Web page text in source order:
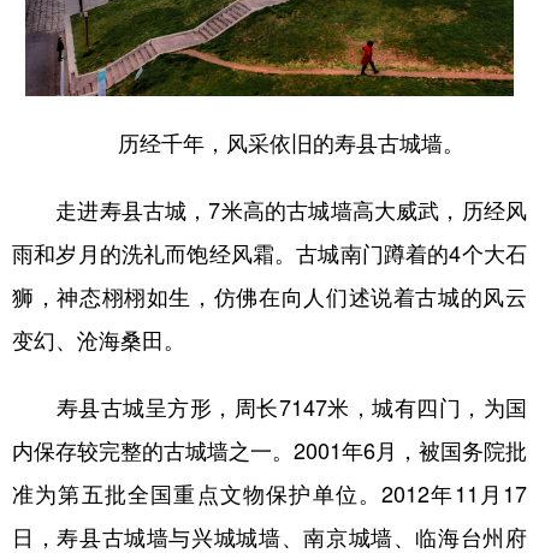
历经千年，风采依旧的寿县古城墙。
走进寿县古城，7米高的古城墙高大威武，历经风
雨和岁月的洗礼而饱经风霜。古城南门蹲着的4个大石
狮，神态栩栩如生，仿佛在向人们述说着古城的风云
变幻、沧海桑田。
寿县古城呈方形，周长7147米，城有四门，为国
内保存较完整的古城墙之一。2001年6月，被国务院批
准为第五批全国重点文物保护单位。2012年11月17
日，寿县古城墙与兴城城墙、南京城墙、临海台州府